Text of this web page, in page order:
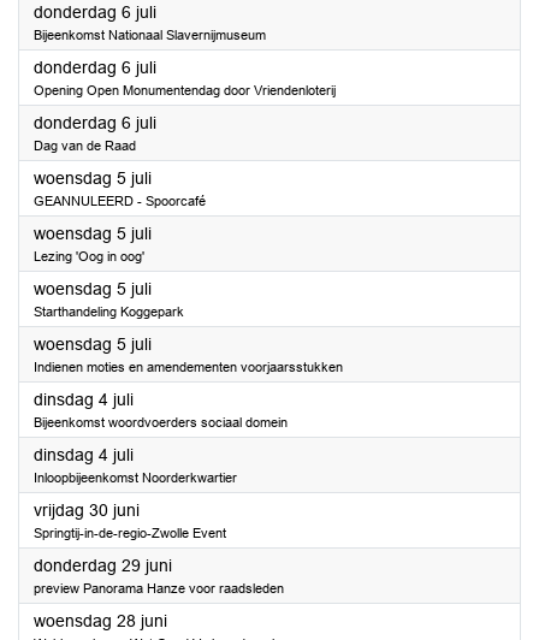
donderdag 6 juli2023
Bijeenkomst Nationaal Slavernijmuseum
donderdag 6 juli2023
Opening Open Monumentendag door Vriendenloterij
donderdag 6 juli2023
Dag van de Raad
woensdag 5 juli2023
GEANNULEERD - Spoorcafé
woensdag 5 juli2023
Lezing 'Oog in oog'
woensdag 5 juli2023
Starthandeling Koggepark
woensdag 5 juli2023
Indienen moties en amendementen voorjaarsstukken
dinsdag 4 juli2023
Bijeenkomst woordvoerders sociaal domein
dinsdag 4 juli2023
Inloopbijeenkomst Noorderkwartier
vrijdag 30 juni2023
Springtij-in-de-regio-Zwolle Event
donderdag 29 juni2023
preview Panorama Hanze voor raadsleden
woensdag 28 juni2023